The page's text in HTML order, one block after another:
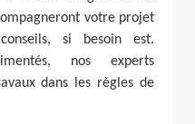
votre projet
si besoin est.
nos experts
dans les règles de